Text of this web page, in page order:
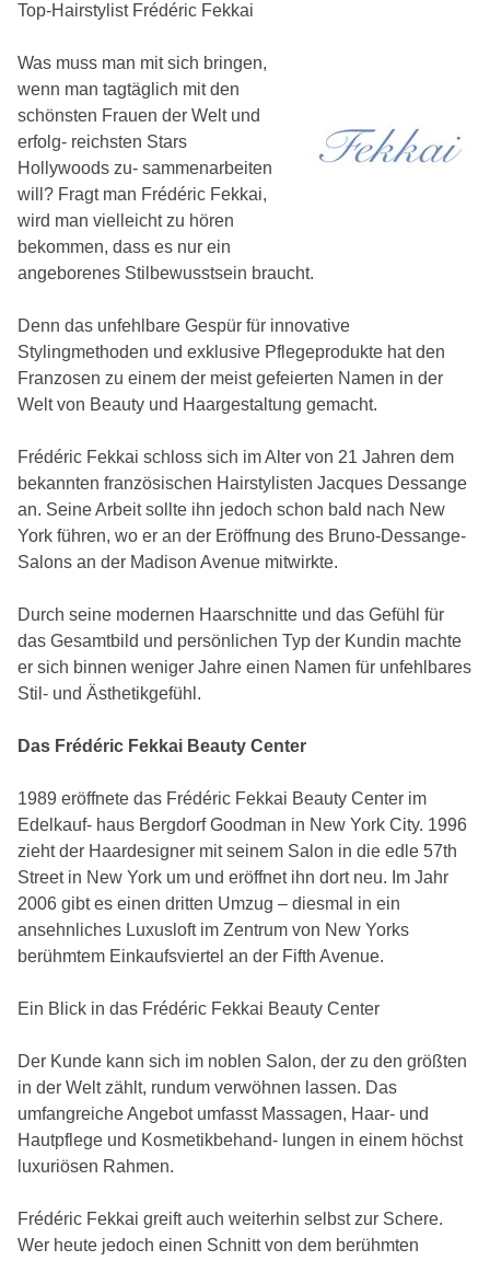
Top-Hairstylist Frédéric Fekkai
Was muss man mit sich bringen,
wenn man tagtäglich mit den
schönsten Frauen der Welt und
erfolg- reichsten Stars
Hollywoods zu- sammenarbeiten
will? Fragt man Frédéric Fekkai,
wird man vielleicht zu hören
bekommen, dass es nur ein
angeborenes Stilbewusstsein braucht.
Denn das unfehlbare Gespür für innovative
Stylingmethoden und exklusive Pflegeprodukte hat den
Franzosen zu einem der meist gefeierten Namen in der
Welt von Beauty und Haargestaltung gemacht.
Frédéric Fekkai schloss sich im Alter von 21 Jahren dem
bekannten französischen Hairstylisten Jacques Dessange
an. Seine Arbeit sollte ihn jedoch schon bald nach New
York führen, wo er an der Eröffnung des Bruno-Dessange-
Salons an der Madison Avenue mitwirkte.
Durch seine modernen Haarschnitte und das Gefühl für
das Gesamtbild und persönlichen Typ der Kundin machte
er sich binnen weniger Jahre einen Namen für unfehlbares
Stil- und Ästhetikgefühl.
Das Frédéric Fekkai Beauty Center
1989 eröffnete das Frédéric Fekkai Beauty Center im
Edelkauf- haus Bergdorf Goodman in New York City. 1996
zieht der Haardesigner mit seinem Salon in die edle 57th
Street in New York um und eröffnet ihn dort neu. Im Jahr
2006 gibt es einen dritten Umzug – diesmal in ein
ansehnliches Luxusloft im Zentrum von New Yorks
berühmtem Einkaufsviertel an der Fifth Avenue.
Ein Blick in das Frédéric Fekkai Beauty Center
Der Kunde kann sich im noblen Salon, der zu den größten
in der Welt zählt, rundum verwöhnen lassen. Das
umfangreiche Angebot umfasst Massagen, Haar- und
Hautpflege und Kosmetikbehand- lungen in einem höchst
luxuriösen Rahmen.
Frédéric Fekkai greift auch weiterhin selbst zur Schere.
Wer heute jedoch einen Schnitt von dem berühmten